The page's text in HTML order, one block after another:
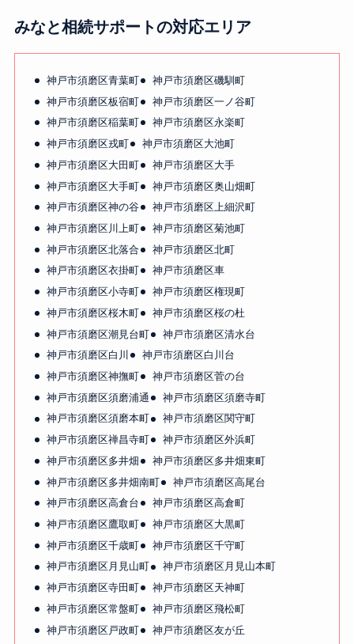
みなと相続サポートの対応エリア
神戸市須磨区青葉町
神戸市須磨区磯馴町
神戸市須磨区板宿町
神戸市須磨区一ノ谷町
神戸市須磨区稲葉町
神戸市須磨区永楽町
神戸市須磨区戎町
神戸市須磨区大池町
神戸市須磨区大田町
神戸市須磨区大手
神戸市須磨区大手町
神戸市須磨区奥山畑町
神戸市須磨区神の谷
神戸市須磨区上細沢町
神戸市須磨区川上町
神戸市須磨区菊池町
神戸市須磨区北落合
神戸市須磨区北町
神戸市須磨区衣掛町
神戸市須磨区車
神戸市須磨区小寺町
神戸市須磨区権現町
神戸市須磨区桜木町
神戸市須磨区桜の杜
神戸市須磨区潮見台町
神戸市須磨区清水台
神戸市須磨区白川
神戸市須磨区白川台
神戸市須磨区神撫町
神戸市須磨区菅の台
神戸市須磨区須磨浦通
神戸市須磨区須磨寺町
神戸市須磨区須磨本町
神戸市須磨区関守町
神戸市須磨区禅昌寺町
神戸市須磨区外浜町
神戸市須磨区多井畑
神戸市須磨区多井畑東町
神戸市須磨区多井畑南町
神戸市須磨区高尾台
神戸市須磨区高倉台
神戸市須磨区高倉町
神戸市須磨区鷹取町
神戸市須磨区大黒町
神戸市須磨区千歳町
神戸市須磨区千守町
神戸市須磨区月見山町
神戸市須磨区月見山本町
神戸市須磨区寺田町
神戸市須磨区天神町
神戸市須磨区常盤町
神戸市須磨区飛松町
神戸市須磨区戸政町
神戸市須磨区友が丘